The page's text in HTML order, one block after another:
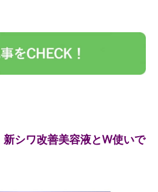
シワ改善美容液とW使いで